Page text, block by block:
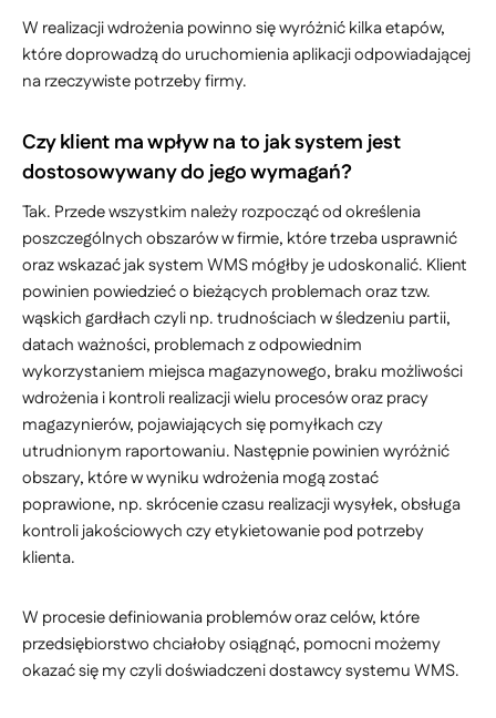
W realizacji wdrożenia powinno się wyróżnić kilka etapów,
które doprowadzą do uruchomienia aplikacji odpowiadającej
na rzeczywiste potrzeby firmy.
Czy klient ma wpływ na to jak system jest
dostosowywany do jego wymagań?
Tak. Przede wszystkim należy rozpocząć od określenia
poszczególnych obszarów w firmie, które trzeba usprawnić
oraz wskazać jak system WMS mógłby je udoskonalić. Klient
powinien powiedzieć o bieżących problemach oraz tzw.
wąskich gardłach czyli np. trudnościach w śledzeniu partii,
datach ważności, problemach z odpowiednim
wykorzystaniem miejsca magazynowego, braku możliwości
wdrożenia i kontroli realizacji wielu procesów oraz pracy
magazynierów, pojawiających się pomyłkach czy
utrudnionym raportowaniu. Następnie powinien wyróżnić
obszary, które w wyniku wdrożenia mogą zostać
poprawione, np. skrócenie czasu realizacji wysyłek, obsługa
kontroli jakościowych czy etykietowanie pod potrzeby
klienta.
W procesie definiowania problemów oraz celów, które
przedsiębiorstwo chciałoby osiągnąć, pomocni możemy
okazać się my czyli doświadczeni dostawcy systemu WMS.